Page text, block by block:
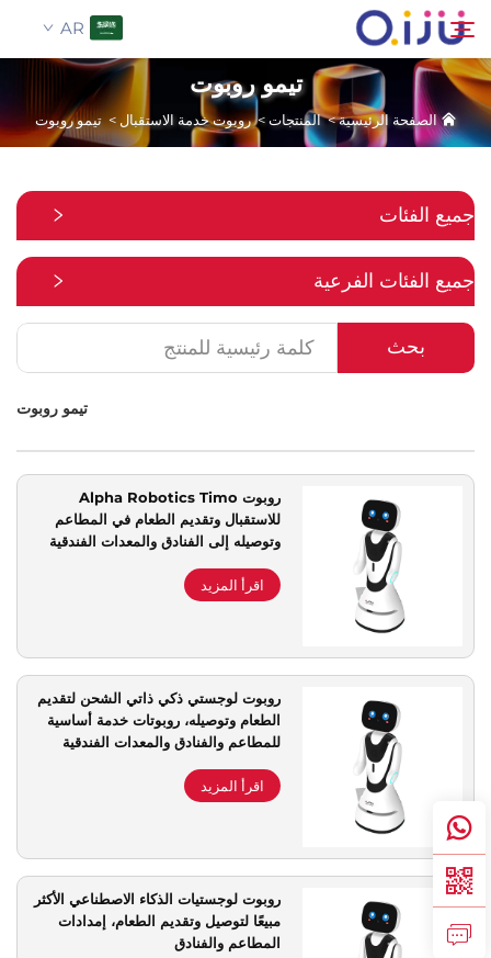
AR
الصفحة الرئيسية
من نحن
المنتجات
الأخبار
دعم الخدمة
اتصل بنا
تيمو روبوت
الصفحة الرئيسية>المنتجات>روبوت خدمة الاستقبال >تيمو روبوت
جميع الفئات
جميع الفئات الفرعية
بحث
تيمو روبوت
روبوت Alpha Robotics Timo
للاستقبال وتقديم الطعام في المطاعم
وتوصيله إلى الفنادق والمعدات الفندقية
اقرأ المزيد
روبوت لوجستي ذكي ذاتي الشحن لتقديم
الطعام وتوصيله، روبوتات خدمة أساسية
للمطاعم والفنادق والمعدات الفندقية
اقرأ المزيد
روبوت لوجستيات الذكاء الاصطناعي الأكثر
مبيعًا لتوصيل وتقديم الطعام، إمدادات
المطاعم والفنادق